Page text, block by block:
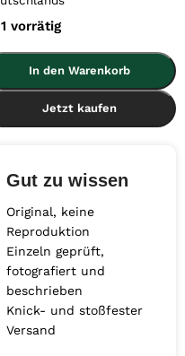
1 vorrätig
In den Warenkorb
Jetzt kaufen
Gut zu wissen
Original, keine
Reproduktion
Einzeln geprüft,
fotografiert und
beschrieben
Knick- und stoßfester
Versand